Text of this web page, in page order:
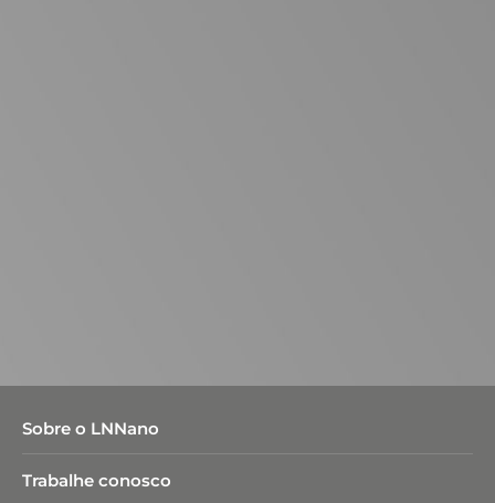
Sobre o LNNano
Trabalhe conosco